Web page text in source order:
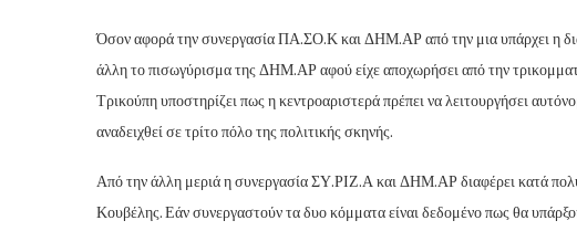
Όσον αφορά την συνεργασία ΠΑ.ΣΟ.Κ και ΔΗΜ.ΑΡ από την μια υπάρχει η
άλλη το πισωγύρισμα της ΔΗΜ.ΑΡ αφού είχε αποχωρήσει από την
Τρικούπη υποστηρίζει πως η κεντροαριστερά πρέπει να λειτουργήσει
αναδειχθεί σε τρίτο πόλο της πολιτικής σκηνής.
Από την άλλη μεριά η συνεργασία ΣΥ.ΡΙΖ.Α και ΔΗΜ.ΑΡ διαφέρει κατά
Κουβέλης. Εάν συνεργαστούν τα δυο κόμματα είναι δεδομένο πως θα